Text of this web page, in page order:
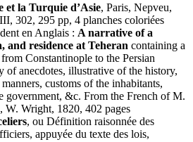
et la Turquie d’Asie, Paris, Nepveu,
302, 295 pp, 4 planches coloriées
en Anglais : A narrative of a
and residence at Teheran containing a
Constantinople to the Persian
of anecdotes, illustrative of the history,
customs of the inhabitants,
government, &c. From the French of M.
W. Wright, 1820, 402 pages
, ou Définition raisonnée des
appuyée du texte des lois,